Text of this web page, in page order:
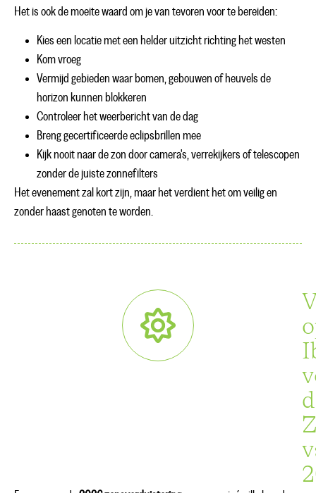
Het is ook de moeite waard om je van tevoren voor te bereiden:
Kies een locatie met een helder uitzicht richting het westen
Kom vroeg
Vermijd gebieden waar bomen, gebouwen of heuvels de
horizon kunnen blokkeren
Controleer het weerbericht van de dag
Breng gecertificeerde eclipsbrillen mee
Kijk nooit naar de zon door camera's, verrekijkers of telescopen
zonder de juiste zonnefilters
Het evenement zal kort zijn, maar het verdient het om veilig en
zonder haast genoten te worden.